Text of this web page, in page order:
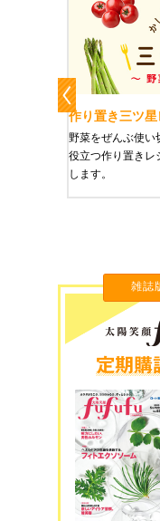
作り置きおか
栄養豊富で美と健
ご紹介します。
雑誌